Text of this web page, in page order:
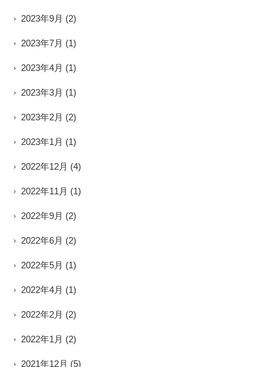
2023年9月 (2)
2023年7月 (1)
2023年4月 (1)
2023年3月 (1)
2023年2月 (2)
2023年1月 (1)
2022年12月 (4)
2022年11月 (1)
2022年9月 (2)
2022年6月 (2)
2022年5月 (1)
2022年4月 (1)
2022年2月 (2)
2022年1月 (2)
2021年12月 (5)